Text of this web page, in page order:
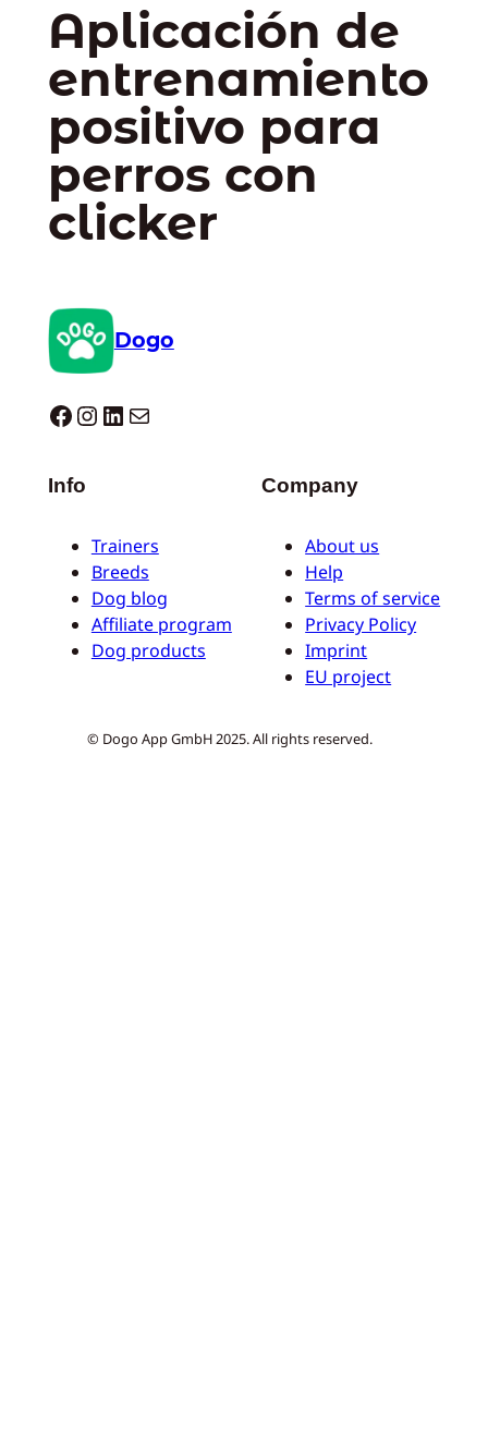
Aplicación de
entrenamiento
positivo para
perros con
clicker
Dogo
Dogo facebook InstagramLinkedIn Correo electrónico
Info
Trainers
Breeds
Dog blog
Affiliate program
Dog products
Company
About us
Help
Terms of service
Privacy Policy
Imprint
EU project
© Dogo App GmbH 2025. All rights reserved.